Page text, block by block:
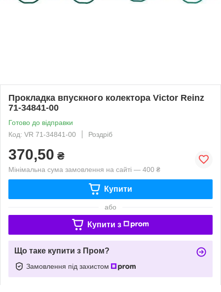
Прокладка впускного колектора Victor Reinz
71-34841-00
Готово до відправки
Код: VR 71-34841-00
Роздріб
370,50 ₴
Мінімальна сума замовлення на сайті — 400 ₴
Купити
або
Купити з
Що таке купити з Пром?
Замовлення під захистом